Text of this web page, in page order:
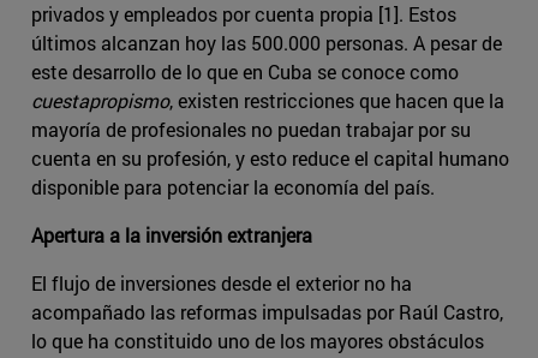
privados y empleados por cuenta propia [1]. Estos
últimos alcanzan hoy las 500.000 personas. A pesar de
este desarrollo de lo que en Cuba se conoce como
cuestapropismo, existen restricciones que hacen que la
mayoría de profesionales no puedan trabajar por su
cuenta en su profesión, y esto reduce el capital humano
disponible para potenciar la economía del país.
Apertura a la inversión extranjera
El flujo de inversiones desde el exterior no ha
acompañado las reformas impulsadas por Raúl Castro,
lo que ha constituido uno de los mayores obstáculos